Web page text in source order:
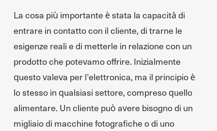
La cosa più importante è stata la capacità di
entrare in contatto con il cliente, di trarne le
esigenze reali e di metterle in relazione con un
prodotto che potevamo offrire. Inizialmente
questo valeva per l’elettronica, ma il principio è
lo stesso in qualsiasi settore, compreso quello
alimentare. Un cliente può avere bisogno di un
migliaio di macchine fotografiche o di uno